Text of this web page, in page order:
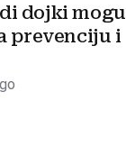
dojki mogu
prevenciju i